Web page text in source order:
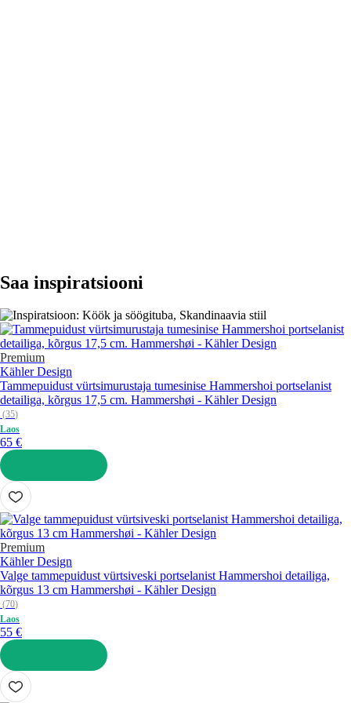
Saa inspiratsiooni
Premium
Kähler Design
Tammepuidust vürtsimurustaja tumesinise Hammershoi portselanist
detailiga, kõrgus 17,5 cm. Hammershøi - Kähler Design
(35)
Laos
65 €
LISA OSTUKORVI
Premium
Kähler Design
Valge tammepuidust vürtsiveski portselanist Hammershoi detailiga,
kõrgus 13 cm Hammershøi - Kähler Design
(70)
Laos
55 €
LISA OSTUKORVI